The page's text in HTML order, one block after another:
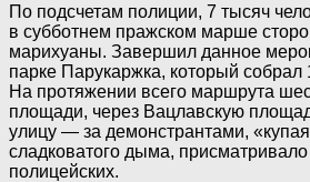
По подсчетам полиции, 7 тысяч
в субботнем пражском марше
марихуаны. Завершил данное
парке Парукаржка, который собрал
На протяжении всего маршрута
площади, через Вацлавскую
улицу — за демонстрантами,
сладковатого дыма,
полицейских.